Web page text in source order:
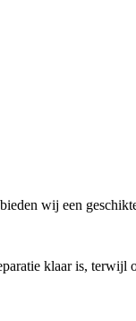
wij een
klaar is, terwijl